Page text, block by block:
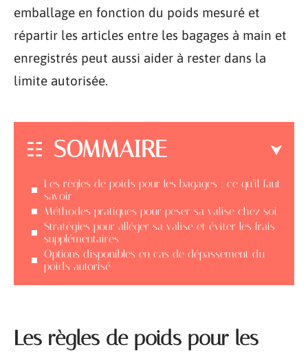
emballage en fonction du poids mesuré et
répartir les articles entre les bagages à main et
enregistrés peut aussi aider à rester dans la
limite autorisée.
SOMMAIRE
Les règles de poids pour les bagages : ce qu’il faut
savoir
Méthodes pratiques pour peser sa valise chez soi
Stratégies pour alléger sa valise et éviter les frais
supplémentaires
Options disponibles en cas de dépassement du
poids autorisé
Les règles de poids pour les